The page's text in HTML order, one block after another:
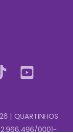
| QUARTINHOS
0001-